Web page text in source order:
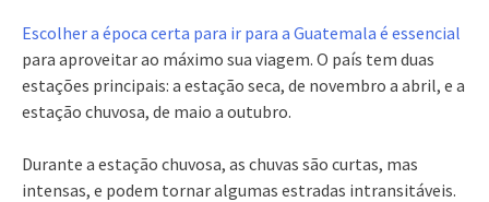
Escolher a época certa para ir para a Guatemala é essencial
para aproveitar ao máximo sua viagem. O país tem duas
estações principais: a estação seca, de novembro a abril, e a
estação chuvosa, de maio a outubro.
Durante a estação chuvosa, as chuvas são curtas, mas
intensas, e podem tornar algumas estradas intransitáveis.